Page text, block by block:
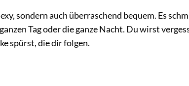
sondern auch überraschend bequem. Es
Tag oder die ganze Nacht. Du wirst
spürst, die dir folgen.